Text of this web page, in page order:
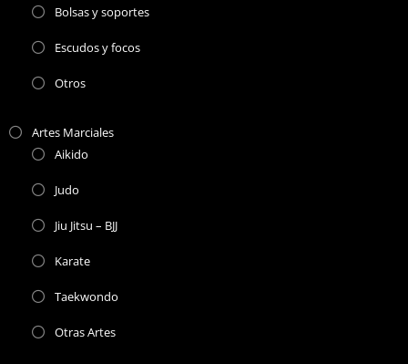
Bolsas y soportes
Escudos y focos
Otros
Artes Marciales
Aikido
Judo
Jiu Jitsu – BJJ
Karate
Taekwondo
Otras Artes